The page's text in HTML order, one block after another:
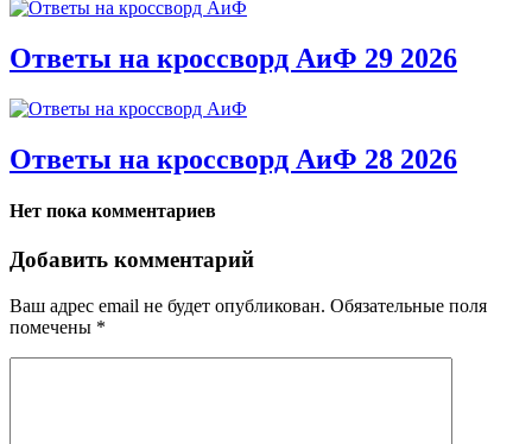
Ответы на кроссворд АиФ 29 2026
Ответы на кроссворд АиФ 28 2026
Нет пока комментариев
Добавить комментарий
Ваш адрес email не будет опубликован. Обязательные поля
помечены *